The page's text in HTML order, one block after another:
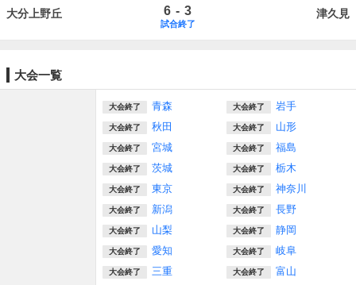
大分上野丘 6 - 3
試合終了
津久見
大会一覧
大会終了 青森 大会終了 岩手
大会終了 秋田 大会終了 山形
大会終了 宮城 大会終了 福島
大会終了 茨城 大会終了 栃木
大会終了 東京 大会終了 神奈川
大会終了 新潟 大会終了 長野
大会終了 山梨 大会終了 静岡
大会終了 愛知 大会終了 岐阜
大会終了 三重 大会終了 富山